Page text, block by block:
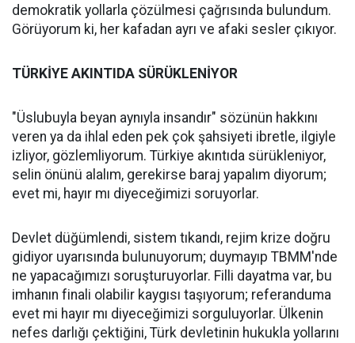
demokratik yollarla çözülmesi çağrısında bulundum.
Görüyorum ki, her kafadan ayrı ve afaki sesler çıkıyor.
TÜRKİYE AKINTIDA SÜRÜKLENİYOR
"Üslubuyla beyan aynıyla insandır" sözünün hakkını
veren ya da ihlal eden pek çok şahsiyeti ibretle, ilgiyle
izliyor, gözlemliyorum. Türkiye akıntıda sürükleniyor,
selin önünü alalım, gerekirse baraj yapalım diyorum;
evet mi, hayır mı diyeceğimizi soruyorlar.
Devlet düğümlendi, sistem tıkandı, rejim krize doğru
gidiyor uyarısında bulunuyorum; duymayıp TBMM'nde
ne yapacağımızı soruşturuyorlar. Filli dayatma var, bu
imhanın finali olabilir kaygısı taşıyorum; referanduma
evet mi hayır mı diyeceğimizi sorguluyorlar. Ülkenin
nefes darlığı çektiğini, Türk devletinin hukukla yollarını